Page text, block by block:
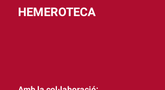
HEMEROTECA